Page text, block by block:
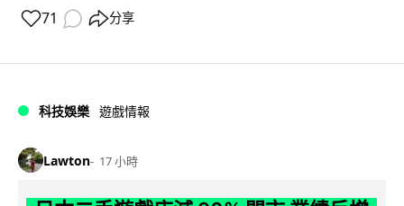
71 分享
科技娛樂 遊戲情報
Lawton 17 小時